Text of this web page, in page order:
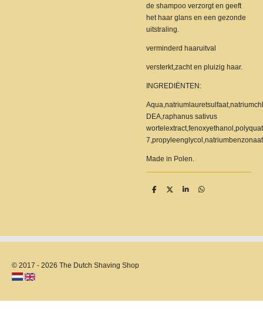
de shampoo verzorgt en geeft
het haar glans en een gezonde
uitstraling.
verminderd haaruitval
versterkt,zacht en pluizig haar.
INGREDIËNTEN:
DEA,raphanus sativus
Made in Polen.
D
D
S
D
© 2017 - 2026 The Dutch Shaving Shop